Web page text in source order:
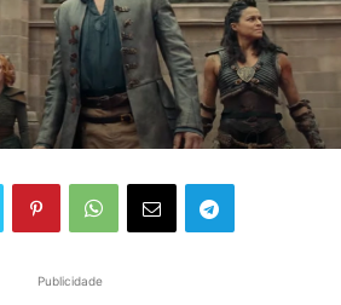
Publicidade